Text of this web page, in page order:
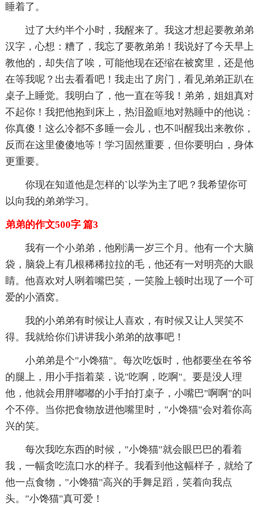
睡着了。
过了大约半个小时，我醒来了。我这才想起要教弟弟
汉字，心想：糟了，我忘了要教弟弟！我说好了今天早上
教他的，却失信了唉，可能他现在还缩在被窝里，还是他
在等我呢？出去看看吧！我走出了房门，看见弟弟正趴在
桌子上睡觉。我明白了，他一直在等我！弟弟，姐姐真对
不起你！我把他抱到床上，热泪盈眶地对熟睡中的他说：
你真傻！这么冷都不多睡一会儿，也不叫醒我出来教你，
反而在这里傻傻地等！学习固然重要，但你要明白，身体
更重要。
你现在知道他是怎样的`以学为主了吧？我希望你可
以向我的弟弟学习。
弟弟的作文500字 篇3
我有一个小弟弟，他刚满一岁三个月。他有一个大脑
袋，脑袋上有几根稀稀拉拉的毛，他还有一对明亮的大眼
睛。他喜欢对人咧着嘴巴笑，一笑脸上顿时出现了一个可
爱的小酒窝。
我的小弟弟有时候让人喜欢，有时候又让人哭笑不
得。我就给你们讲讲我小弟弟的故事吧！
小弟弟是个"小馋猫"。每次吃饭时，他都要坐在爷爷
的腿上，用小手指着菜，说"吃啊，吃啊"。要是没人理
他，他就会用胖嘟嘟的小手拍打桌子，小嘴巴"啊啊"的叫
个不停。当你把食物放进他嘴里时，"小馋猫"会对着你高
兴的笑。
每次我吃东西的时候，"小馋猫"就会眼巴巴的看着
我，一幅贪吃流口水的样子。我看到他这幅样子，就给了
他一点食物，"小馋猫"高兴的手舞足蹈，笑着向我点
头。"小馋猫"真可爱！